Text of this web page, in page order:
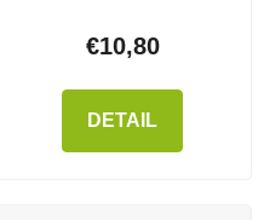
€10,80
DETAIL